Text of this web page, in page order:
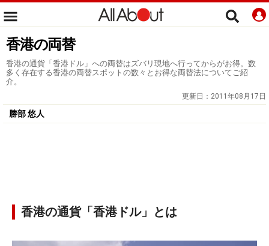
香港の両替
香港の通貨「香港ドル」への両替はズバリ現地へ行ってからがお得。数
多く存在する香港の両替スポットの数々とお得な両替法についてご紹
介。
更新日： 2011年08月17日
勝部 悠人
香港の通貨「香港ドル」とは